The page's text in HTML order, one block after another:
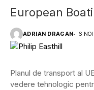
European
ADRIAN DRAGAN 6
Planul de transport al
vedere tehnologic